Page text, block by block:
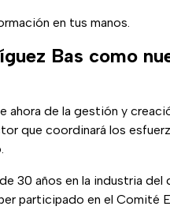
en tus manos.
Bas como
ahora de la gestión y
que coordinará los
30 años en la industria
participado en el Comité